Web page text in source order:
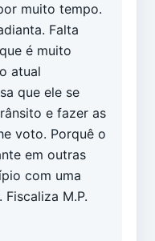
muito tempo.
Falta
é muito
atual
que ele se
e fazer as
voto. Porquê o
em outras
com uma
M.P.